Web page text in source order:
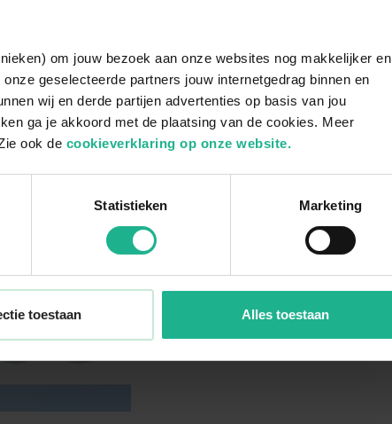
om jouw bezoek aan onze websites nog makkelijker en
geselecteerde partners jouw internetgedrag binnen en
wij en derde partijen advertenties op basis van jou
ga je akkoord met de plaatsing van de cookies. Meer
ook de cookieverklaring op onze website.
Statistieken Marketing
toestaan Alles toestaan